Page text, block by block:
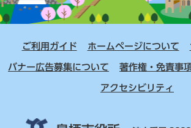
ご利用ガイド ホームページについて
バナー広告募集について 著作権・免責事
アクセシビリティ